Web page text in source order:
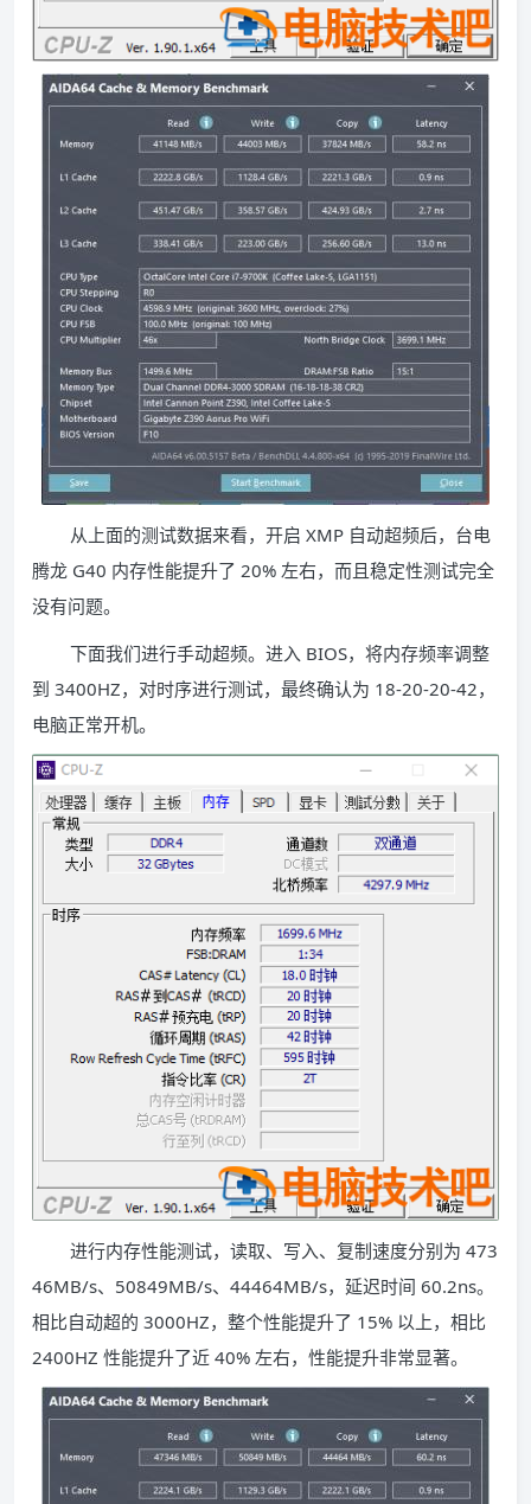
从上面的测试数据来看，开启 XMP 自动超频后，台电
腾龙 G40 内存性能提升了 20% 左右，而且稳定性测试完全
没有问题。
下面我们进行手动超频。进入 BIOS，将内存频率调整
到 3400HZ，对时序进行测试，最终确认为 18-20-20-42，
电脑正常开机。
进行内存性能测试，读取、写入、复制速度分别为 473
46MB/s、50849MB/s、44464MB/s，延迟时间 60.2ns。
相比自动超的 3000HZ，整个性能提升了 15% 以上，相比
2400HZ 性能提升了近 40% 左右，性能提升非常显著。